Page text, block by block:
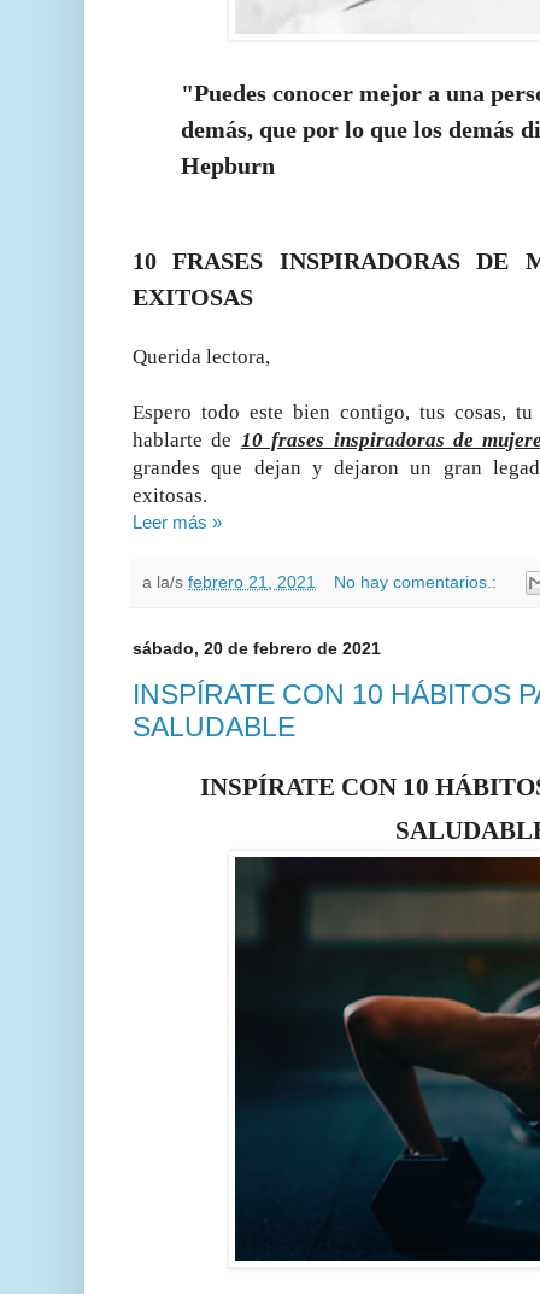
"Puedes conocer mejor a una
demás, que por lo que los demás
Hepburn
10 FRASES INSPIRADORAS DE
EXITOSAS
Querida lectora,
Espero todo este bien contigo, tus cosas,
hablarte de 10 frases inspiradoras de
grandes que dejan y dejaron un gran
exitosas.
Leer más »
a la/s febrero 21, 2021 No hay comentarios.:
sábado, 20 de febrero de 2021
INSPÍRATE CON 10 HÁBITOS
SALUDABLE
INSPÍRATE CON 10